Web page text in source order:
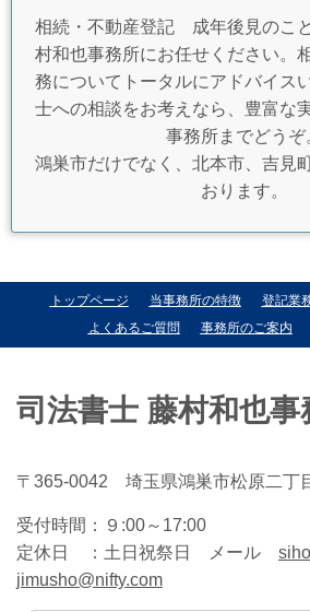
相続・不動産登記 成年後見のこ
村和也事務所にお任せください。
務についてトータルにアドバイス
士への相談をお考えなら、豊富な
事務所までどうぞ
鴻巣市だけでなく、北本市、吉見
おります。
トップページ 当事務所の特徴 登記業
よくあるご質問
事務所のご案内
司法書士 藤村和也事
〒365-0042 埼玉県鴻巣市松原二丁
受付時間：
９:00～17:00
定休日 ： 土日祝祭日 メール
jimusho@nifty.com